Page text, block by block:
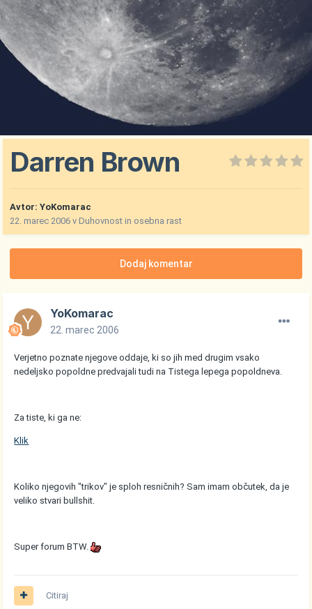
Darren Brown
Avtor:YoKomarac
22. marec 2006 vDuhovnost in osebna rast
Dodaj komentar
YoKomarac
22. marec 2006
Verjetno poznate njegove oddaje, ki so jih med drugim vsako
nedeljsko popoldne predvajali tudi na Tistega lepega popoldneva.
Za tiste, ki ga ne:
Klik
Koliko njegovih "trikov" je sploh resničnih? Sam imam občutek, da je
veliko stvari bullshit.
Super forum BTW.
Citiraj